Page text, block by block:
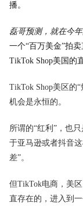
播。
磊哥预测，就在今
一个“百万美金”拍
TikTok Shop美国的
TikTok Shop美区的
机会是永恒的。
所谓的“红利”，也
于亚马逊或者抖音
差”。
但TikTok电商，美
直存在的，进入到